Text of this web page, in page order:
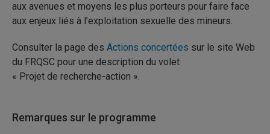
aux avenues et moyens les plus porteurs pour faire face
aux enjeux liés à l’exploitation sexuelle des mineurs.
Consulter la page des Actions concertées sur le site Web
du FRQSC pour une description du volet
« Projet de recherche-action ».
Remarques sur le programme